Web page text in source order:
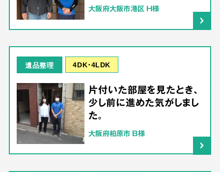
大阪府大阪市港区 H様
遺品整理 4DK･4LDK
片付いた部屋を見たとき、
少し前に進めた気がしまし
た。
大阪府柏原市 B様